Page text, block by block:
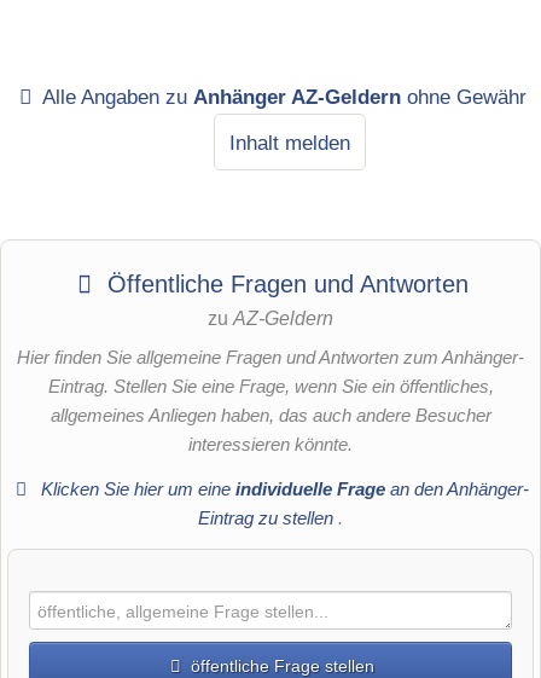
Alle Angaben zu Anhänger AZ-Geldern ohne Gewähr
Inhalt melden
Öffentliche Fragen und Antworten
zu AZ-Geldern
Hier finden Sie allgemeine Fragen und Antworten zum Anhänger-
Eintrag. Stellen Sie eine Frage, wenn Sie ein öffentliches,
allgemeines Anliegen haben, das auch andere Besucher
interessieren könnte.
Klicken Sie hier um eine individuelle Fragean den Anhänger-
Eintrag zu stellen .
öffentliche Frage stellen